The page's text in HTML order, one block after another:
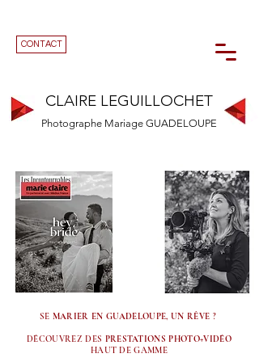
CLAIRE LEGUILLOCHET
Photographe Mariage GUADELOUPE
CONTACT
SE MARIER EN GUADELOUPE, UN RÊVE ?
DÉCOUVREZ DES PRESTATIONS PHOTO+VIDÉO
HAUT DE GAMME